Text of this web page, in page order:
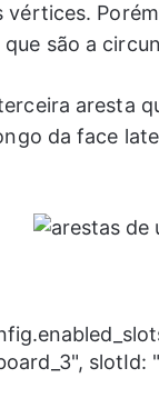
vértices.
são a
aresta
da face
slotId: